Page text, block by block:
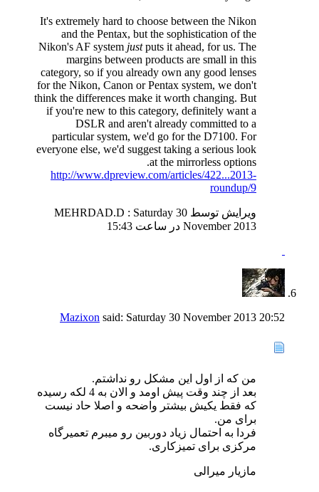
It's extremely hard to choose between the Nikon
and the Pentax, but the sophistication of the
Nikon's AF system justputs it ahead, for us. The
margins between products are small in this
category, so if you already own any good lenses
for the Nikon, Canon or Pentax system, we don't
think the differences make it worth changing. But
if you're new to this category, definitely want a
DSLR and aren't already committed to a
particular system, we'd go for the D7100. For
everyone else, we'd suggest taking a serious look
at the mirrorless options.
http://www.dpreview.com/articles/422...2013-
roundup/9
ویرایش توسط MEHRDAD.D : Saturday 30
November 2013 در ساعت
15:43
Mazixon said: Saturday 30 November 2013 20:52
من که از اول این مشکل رو نداشتم.
بعد از چند وقت پیش اومد و الان به 4 لکه رسیده
که فقط یکیش بیشتر واضحه و اصلا حاد نیست
برای من.
فردا به احتمال زیاد دوربین رو میبرم تعمیرگاه
مرکزی برای تمیزکاری.
مازیار میرالی